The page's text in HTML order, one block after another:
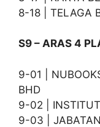
8-18 | TELAGA
S9 – ARAS 4
9-01 |
BHD
9-02 |
9-03 |